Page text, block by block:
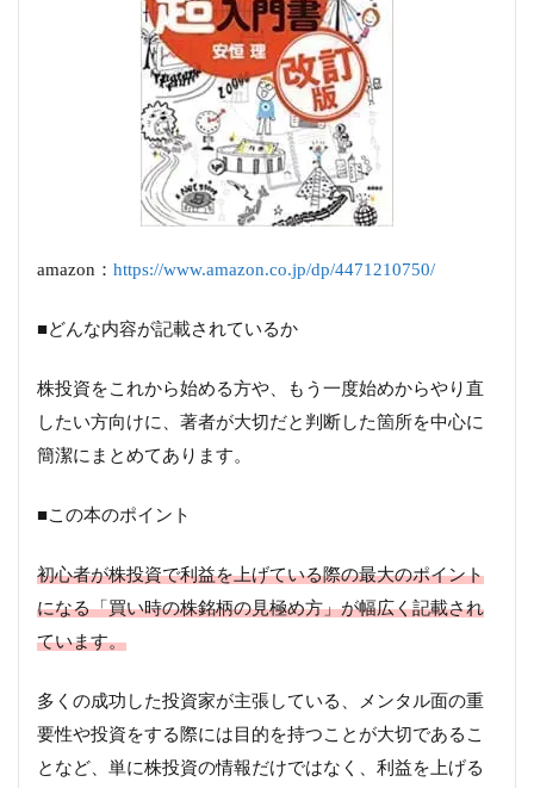
amazon： https://www.amazon.co.jp/dp/4471210750/
■どんな内容が記載されているか
株投資をこれから始める方や、もう一度始めからやり直
したい方向けに、著者が大切だと判断した箇所を中心に
簡潔にまとめてあります。
■この本のポイント
初心者が株投資で利益を上げている際の最大のポイント
になる「買い時の株銘柄の見極め方」が幅広く記載され
ています。
多くの成功した投資家が主張している、メンタル面の重
要性や投資をする際には目的を持つことが大切であるこ
となど、単に株投資の情報だけではなく、利益を上げる